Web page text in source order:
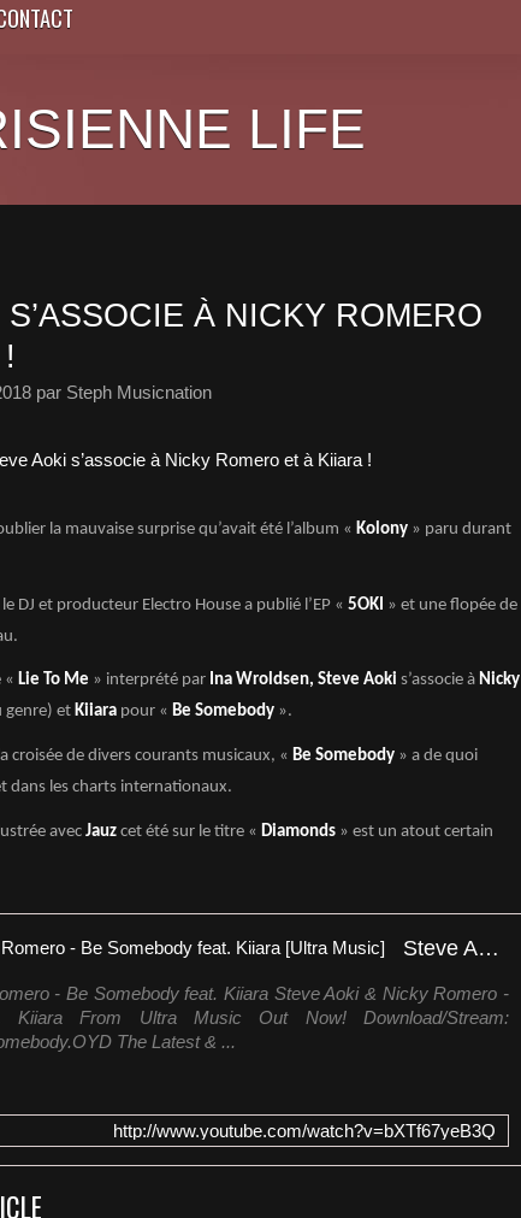
LIFE
À NICKY ROMERO
par Steph Musicnation
la mauvaise surprise qu’avait été l’album « Kolony » paru durant
DJ et producteur Electro House a publié l’EP « 5OKI » et une flopée de
« Lie To Me » interprété par Ina Wroldsen, Steve Aoki s’associe à Nicky
genre) et Kiiara pour « Be Somebody ».
croisée de divers courants musicaux, « Be Somebody » a de quoi
dans les charts internationaux.
avec Jauz cet été sur le titre « Diamonds » est un atout certain
Steve Aoki & Nicky Romero - Be Somebody feat. Kiiara [Ultra Music]
- Be Somebody feat. Kiiara Steve Aoki & Nicky Romero -
Kiiara From Ultra Music Out Now! Download/Stream:
The Latest & ...
http://www.youtube.com/watch?v=bXTf67yeB3Q